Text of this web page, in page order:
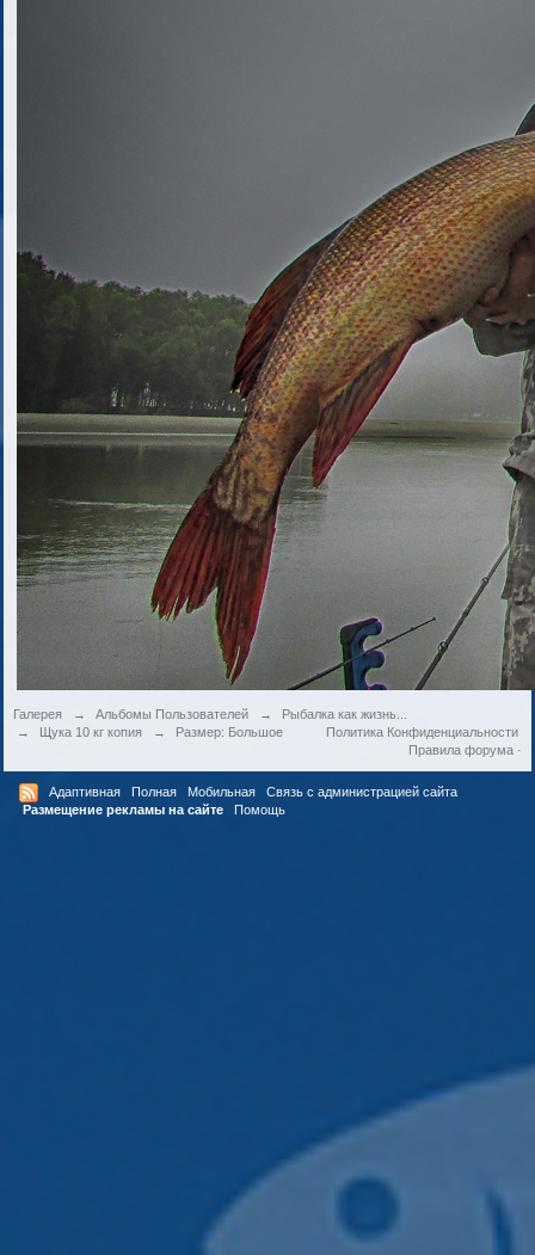
Галерея → Альбомы Пользователей →
Рыбалка как жизнь...
→
Щука 10 кг копия → Размер: Большое
Политика Конфиденциальности
Правила форума·
Адаптивная Полная Мобильная
Связь с администрацией сайта
Размещение рекламы на сайте
Помощь